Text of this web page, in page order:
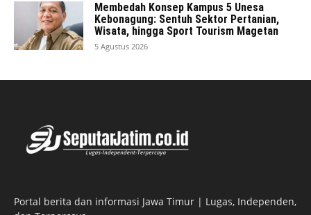
Membedah Konsep Kampus 5 Unesa
Kebonagung: Sentuh Sektor Pertanian,
Wisata, hingga Sport Tourism Magetan
5 Agustus 2026
Portal berita dan informasi Jawa Timur | Lugas, Independen,